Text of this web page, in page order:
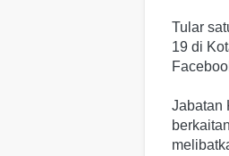
Tular
19 di
Jabatan